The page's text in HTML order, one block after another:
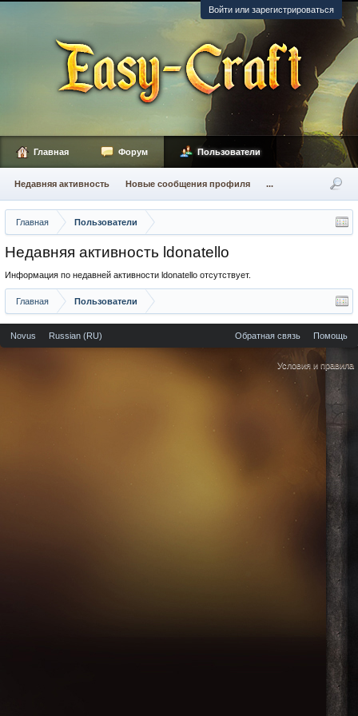
Войти или зарегистрироваться
Главная Пользователи
Недавняя активность ldonatello
Информация по недавней активности ldonatello отсутствует.
Главная Пользователи
Главная Форум Пользователи
Недавняя активность Новые сообщения профиля ...
Novus Russian (RU) Обратная связь Помощь
Условия и правила